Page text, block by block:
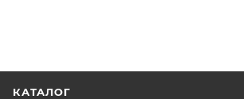
КАТАЛОГ